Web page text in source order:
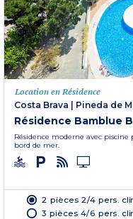
Location en Résidence
Costa Brava
Pineda de
Résidence Bamblue
Résidence moderne avec
bord de mer.
2 pièces 2/4 pers.
3 pièces 4/6 pers.